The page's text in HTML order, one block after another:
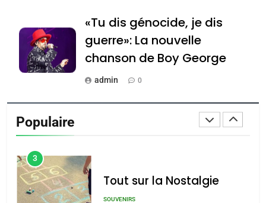
«Tu dis génocide, je dis
guerre»: La nouvelle
chanson de Boy George
admin 0
Tout sur la Nostalgie
נשיא המדינה יצחק
הרצוג נפגש עם
נשיא ארגנטינה
Accords d’Isaac: l’alliance
pourrait s’étendre à 13
Populaire
Oeil ravageur – Vanessa
De Loya Stauber
guerre»: La nouvelle
chanson de Boy George
3
Tout sur la Nostalgie
SOUVENIRS